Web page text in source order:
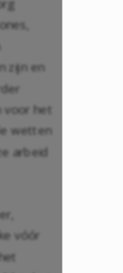
zijn en
voor het
wetten
arbeid
vóór